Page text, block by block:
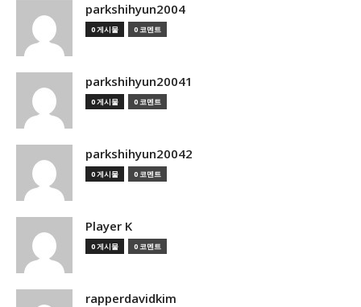
parkshihyun2004
0 게시물 0 코멘트
parkshihyun20041
0 게시물 0 코멘트
parkshihyun20042
0 게시물 0 코멘트
Player K
0 게시물 0 코멘트
rapperdavidkim